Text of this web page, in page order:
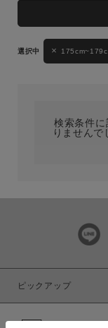
検索条件
りませんで
ピックアップ